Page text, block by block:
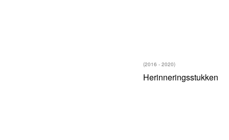
Herinneringsstukken
(2016 - 2020)